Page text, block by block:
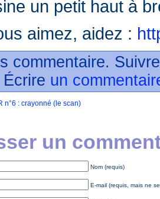
un petit haut à
aimez, aidez :
commentaire.
Écrire un
n°6 : crayonné (le scan)
un
Nom (requis)
E-mail (requis, mais ne